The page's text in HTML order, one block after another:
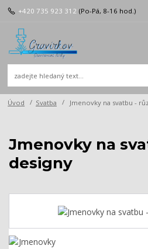
+420 735 923 312 (Po-Pá, 8-16 hod.)
Úvod Svatba Jmenovky na svatbu -
Jmenovky na
designy